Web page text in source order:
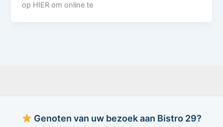
op HIER om online te
Genoten van uw bezoek aan Bistro 29?